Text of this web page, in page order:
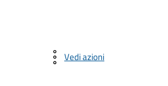
Vedi azioni